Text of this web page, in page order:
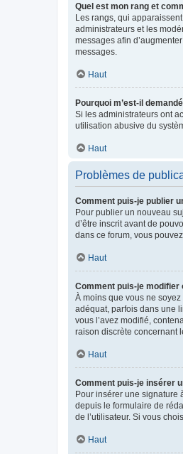
Quel est mon rang et
Les rangs, qui
administrateurs et les
messages afin
messages.
Haut
Pourquoi m’est-il
Si les administrateurs ont
utilisation abusive du
Haut
Problèmes de
Comment puis-je publier
Pour publier un nouveau
d’être inscrit avant de
dans ce forum, vous
Haut
Comment puis-je modifier
À moins que vous ne
adéquat, parfois dans une
vous l’avez modifié,
raison discrète concernant
Haut
Comment puis-je insérer
Pour insérer une signature
depuis le formulaire de
de l’utilisateur. Si vous
Haut